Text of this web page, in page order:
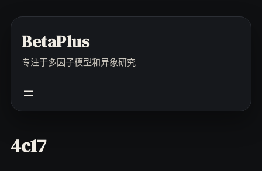
contentBetaPlus
专注于多因子模型和异象研究
4c17